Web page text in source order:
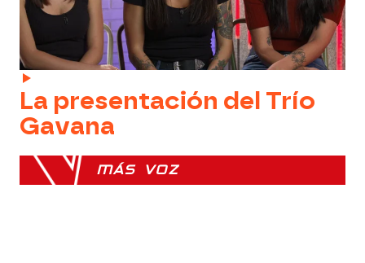
La presentación del Trío
Gavana
MÁS VOZ